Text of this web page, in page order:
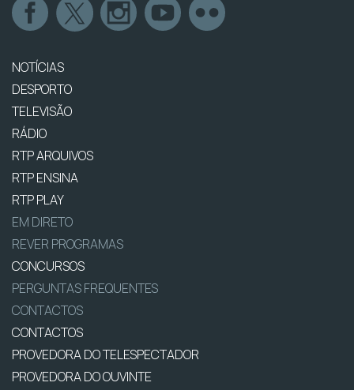
NOTÍCIAS
DESPORTO
TELEVISÃO
RÁDIO
RTP ARQUIVOS
RTP ENSINA
RTP PLAY
EM DIRETO
REVER PROGRAMAS
CONCURSOS
PERGUNTAS FREQUENTES
CONTACTOS
CONTACTOS
PROVEDORA DO TELESPECTADOR
PROVEDORA DO OUVINTE